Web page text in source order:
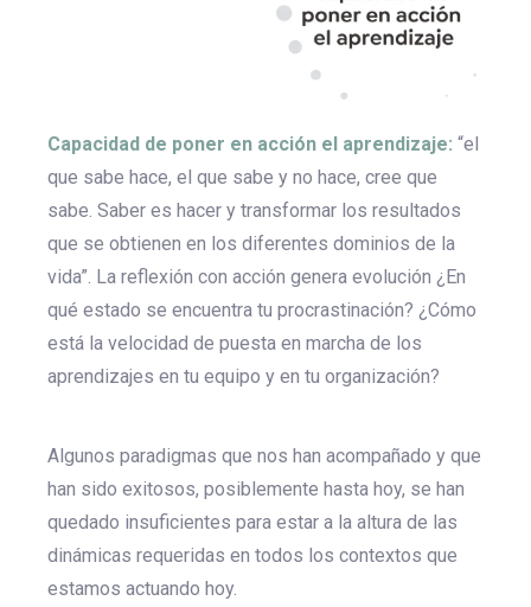
Capacidad de poner en acción el aprendizaje: “el
que sabe hace, el que sabe y no hace, cree que
sabe. Saber es hacer y transformar los resultados
que se obtienen en los diferentes dominios de la
vida”. La reflexión con acción genera evolución ¿En
qué estado se encuentra tu procrastinación? ¿Cómo
está la velocidad de puesta en marcha de los
aprendizajes en tu equipo y en tu organización?
Algunos paradigmas que nos han acompañado y que
han sido exitosos, posiblemente hasta hoy, se han
quedado insuficientes para estar a la altura de las
dinámicas requeridas en todos los contextos que
estamos actuando hoy.